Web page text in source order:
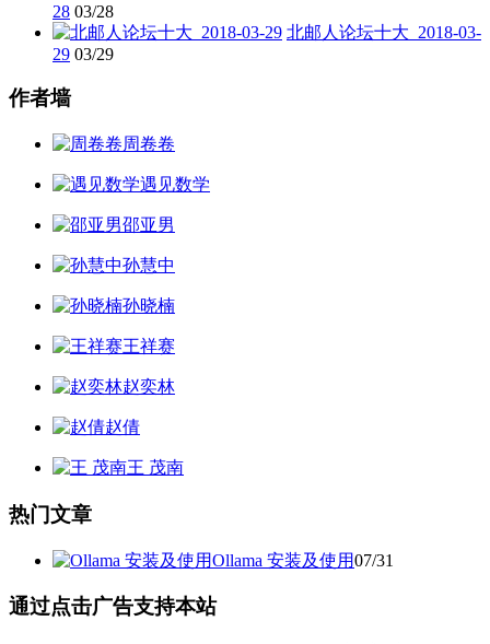
28 03/28
北邮人论坛十大_2018-03-
29 03/29
作者墙
周卷卷
遇见数学
邵亚男
孙慧中
孙晓楠
王祥赛
赵奕林
赵倩
王 茂南
热门文章
Ollama 安装及使用07/31
通过点击广告支持本站